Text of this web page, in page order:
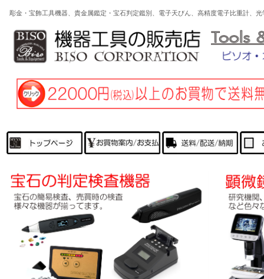
彫金・宝飾工具機器、貴金属鑑定・宝石判定鑑別、電子天びん、高精度電子比重計